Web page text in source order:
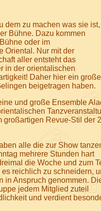
dem zu machen was sie ist,
Bühne. Dazu kommen
oder im
Oriental. Nur mit der
aller entsteht das
in der orientalischen
Daher hier ein
beigetragen haben.
und große Ensemble
großartigen Revue-Stil
alle die zur Show
mehrere Stunden hart
die Woche und zum
reichlich zu schneidern,
in Anspruch genommen.
jedem Mitglied zuteil
und verdient